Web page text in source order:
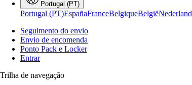
Portugal (PT)
Portugal (PT)EspañaFranceBelgiqueBelgiëNederland
Seguimento do envio
Envio de encomenda
Ponto Pack e Locker
Entrar
Trilha de navegação